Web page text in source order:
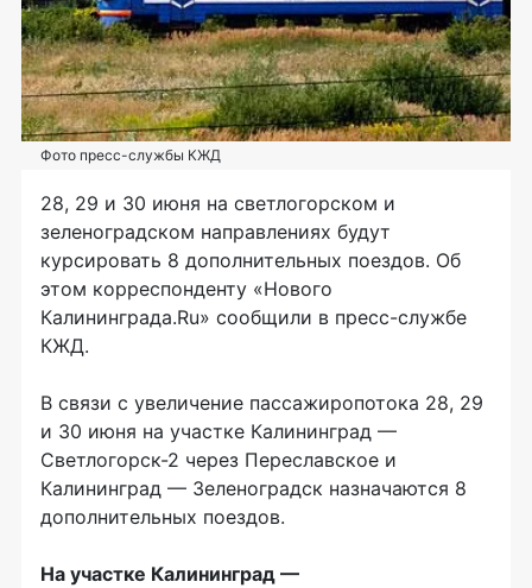
Фото пресс-службы КЖД
28, 29 и 30 июня на светлогорском и
зеленоградском направлениях будут
курсировать 8 дополнительных поездов. Об
этом корреспонденту «Нового
Калининграда.Ru» сообщили в пресс-службе
КЖД.
В связи с увеличение пассажиропотока 28, 29
и 30 июня на участке Калининград —
Светлогорск-2 через Переславское и
Калининград — Зеленоградск назначаются 8
дополнительных поездов.
На участке Калининград —